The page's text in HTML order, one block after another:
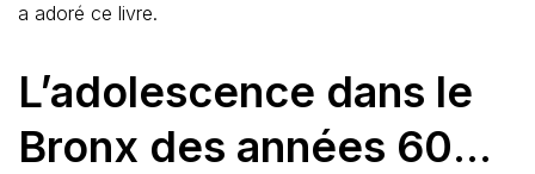
a adoré ce livre.
L’adolescence dans le
Bronx des années 60…